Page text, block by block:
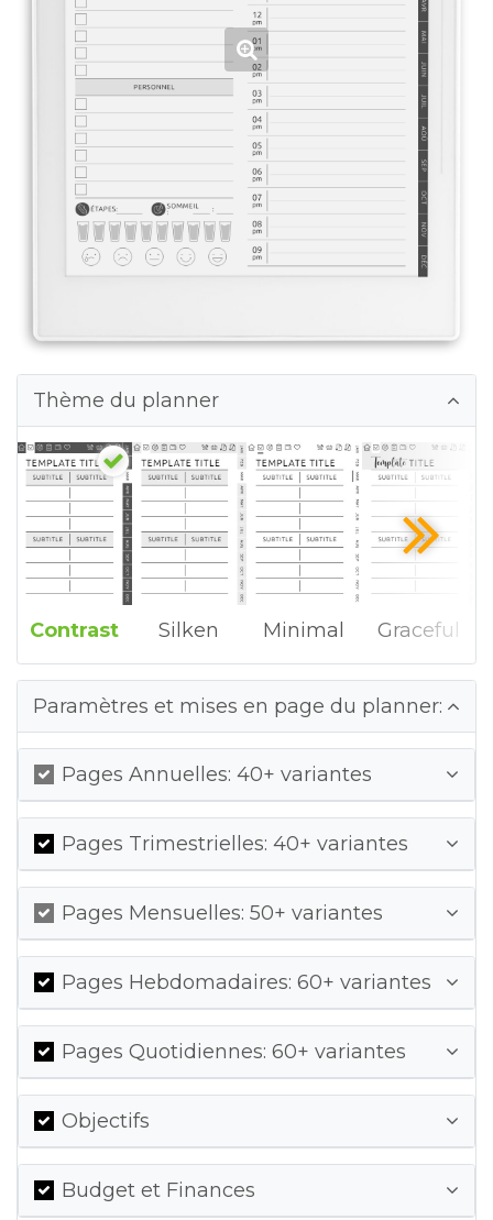
Thème du planner
Contrast Silken Minimal Graceful
Paramètres et mises en page du planner:
Pages Annuelles: 40+ variantes
Pages Trimestrielles: 40+ variantes
Pages Mensuelles: 50+ variantes
Pages Hebdomadaires: 60+ variantes
Pages Quotidiennes: 60+ variantes
Objectifs
Budget et Finances